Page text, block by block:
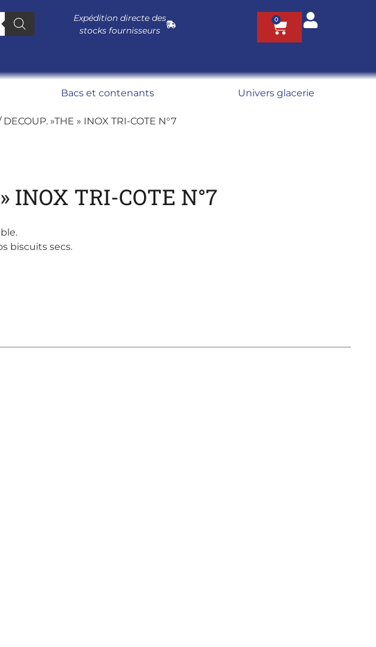
Expédition directe des
stocks fournisseurs
0
Bacs et contenants Univers glacerie
DECOUP. »THE » INOX TRI-COTE N°7
INOX TRI-COTE N°7
biscuits secs.